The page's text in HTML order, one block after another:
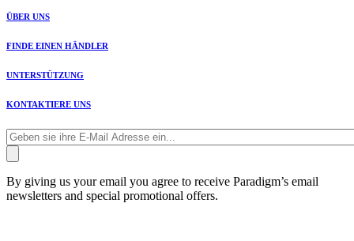
ÜBER UNS
FINDE EINEN HÄNDLER
UNTERSTÜTZUNG
KONTAKTIERE UNS
By giving us your email you agree to receive Paradigm’s email
newsletters and special promotional offers.